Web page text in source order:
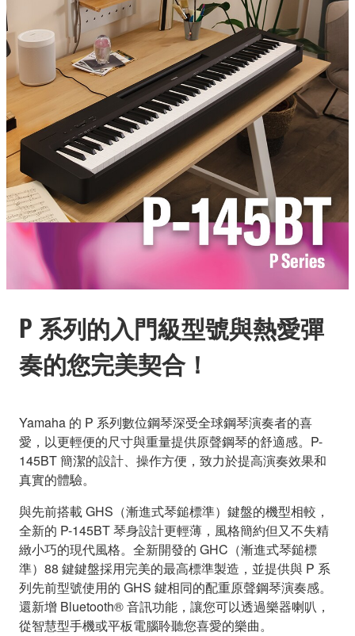
P 系列的入門級型號與熱愛彈
奏的您完美契合！
Yamaha 的 P 系列數位鋼琴深受全球鋼琴演奏者的喜
愛，以更輕便的尺寸與重量提供原聲鋼琴的舒適感。P-
145BT 簡潔的設計、操作方便，致力於提高演奏效果和
真實的體驗。
與先前搭載 GHS（漸進式琴鎚標準）鍵盤的機型相較，
全新的 P-145BT 琴身設計更輕薄，風格簡約但又不失精
緻小巧的現代風格。全新開發的 GHC（漸進式琴鎚標
準）88 鍵鍵盤採用完美的最高標準製造，並提供與 P 系
列先前型號使用的 GHS 鍵相同的配重原聲鋼琴演奏感。
還新增 Bluetooth® 音訊功能，讓您可以透過樂器喇叭，
從智慧型手機或平板電腦聆聽您喜愛的樂曲。